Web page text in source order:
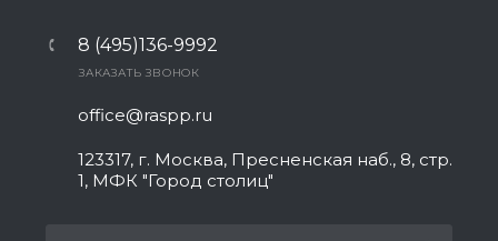
8 (495)136-9992
ЗАКАЗАТЬ ЗВОНОК
office@raspp.ru
123317, г. Москва, Пресненская наб., 8, стр.
1, МФК "Город столиц"